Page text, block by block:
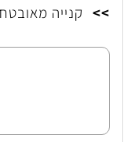
>> קנייה